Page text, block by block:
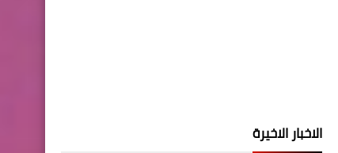
الاخبار الاخيرة